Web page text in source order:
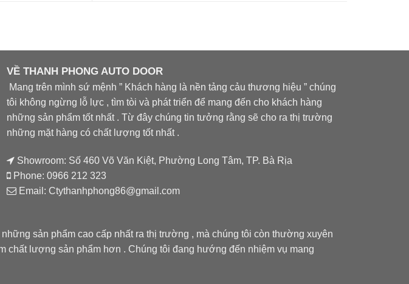
VỀ THANH PHONG AUTO DOOR
Mang trên mình sứ mệnh ” Khách hàng là nền tảng cảu thương hiệu ” chúng
tôi không ngừng lỗ lực , tìm tòi và phát triển để mang đến cho khách hàng
những sản phẩm tốt nhất . Từ đây chúng tin tưởng rằng sẽ cho ra thị trường
những mặt hàng có chất lượng tốt nhất .
Showroom: Số 460 Võ Văn Kiệt, Phường Long Tâm, TP. Bà Rịa
Phone: 0966 212 323
Email: Ctythanhphong86@gmail.com
sản phẩm cao cấp nhất ra thị trường , mà chúng tôi còn thường xuyên
chất lượng sản phẩm hơn . Chúng tôi đang hướng đến nhiệm vụ mang